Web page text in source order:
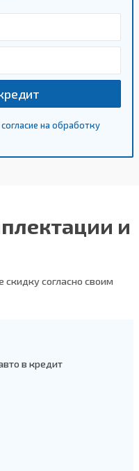
согласие на обработку
и
согласно своим
в кредит